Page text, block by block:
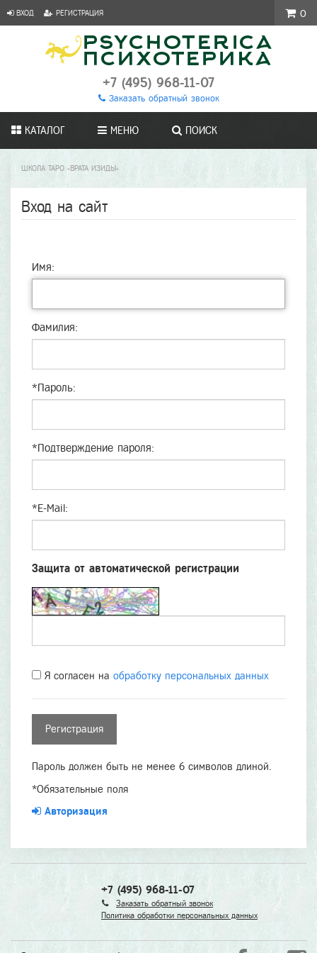
ВХОД РЕГИСТРАЦИЯ
+7 (495) 968-11-07
Заказать обратный звонок
КАТАЛОГ МЕНЮ ПОИСК
ШКОЛА ТАРО «ВРАТА ИЗИДЫ»
Вход на сайт
Имя:
Фамилия:
*Пароль:
*Подтверждение пароля:
*E-Mail:
Защита от автоматической регистрации
Я согласен на обработку персональных данных
Пароль должен быть не менее 6 символов длиной.
*Обязательные поля
Авторизация
+7 (495) 968-11-07
Заказать обратный звонок
Политика обработки персональных данных
0